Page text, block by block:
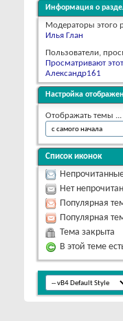
Информация о
Модераторы этого
Илья Глан
Пользователи,
Просматривают
Александр161
Настройка
Отображать темы ...
Список иконок
Нет
Популярная
Популярная
Тема закрыта
В этой теме